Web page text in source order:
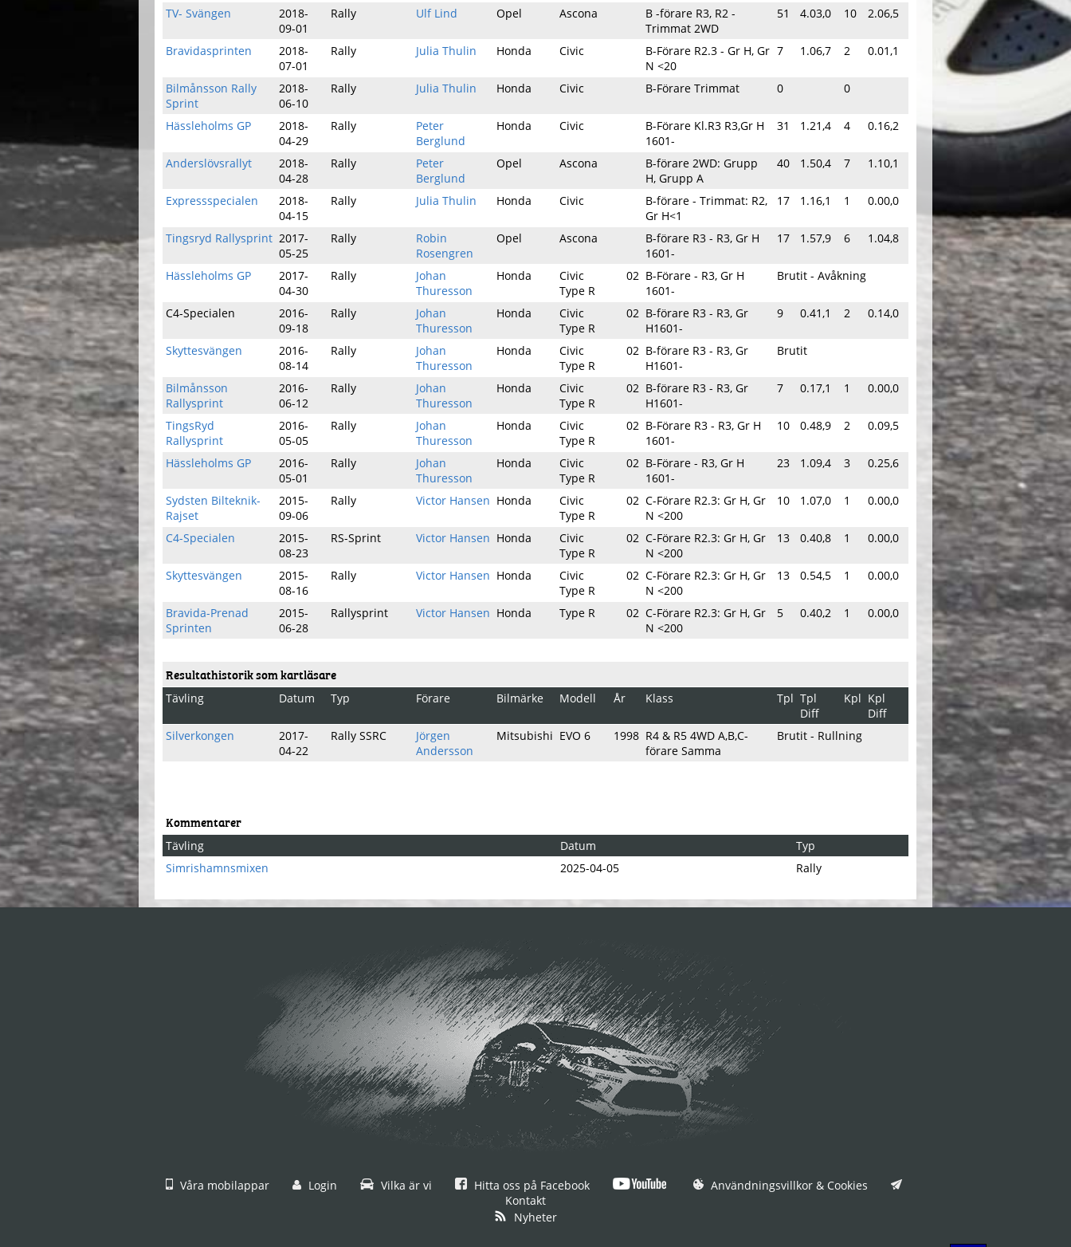
TV- Svängen
2018-
09-01
Rally Ulf Lind Opel Ascona
B -förare R3, R2 -
Trimmat 2WD
51 4.03,0 10 2.06,5
Bravidasprinten
2018-
07-01
Rally Julia Thulin Honda Civic
B-Förare R2.3 - Gr H, Gr
N <20
7 1.06,7 2 0.01,1
Bilmånsson Rally
Sprint
2018-
06-10
Rally Julia Thulin Honda Civic B-Förare Trimmat 0 0
Hässleholms GP
2018-
04-29
Rally
Peter
Berglund
Honda Civic
B-Förare Kl.R3 R3,Gr H
1601-
31 1.21,4 4 0.16,2
Anderslövsrallyt
2018-
04-28
Rally
Peter
Berglund
Opel Ascona
B-förare 2WD: Grupp
H, Grupp A
40 1.50,4 7 1.10,1
Expressspecialen
2018-
04-15
Rally Julia Thulin Honda Civic
B-förare - Trimmat: R2,
Gr H<1
17 1.16,1 1 0.00,0
Tingsryd Rallysprint 2017-
05-25
Rally
Robin
Rosengren
Opel Ascona
B-förare R3 - R3, Gr H
1601-
17 1.57,9 6 1.04,8
Hässleholms GP
2017-
04-30
Rally
Johan
Thuresson
Honda
Civic
Type R
02 B-Förare - R3, Gr H
1601-
Brutit - Avåkning
C4-Specialen
2016-
09-18
Rally
Johan
Thuresson
Honda
Civic
Type R
02 B-förare R3 - R3, Gr
H1601-
9 0.41,1 2 0.14,0
Skyttesvängen
2016-
08-14
Rally
Johan
Thuresson
Honda
Civic
Type R
02 B-förare R3 - R3, Gr
H1601-
Brutit
Bilmånsson
Rallysprint
2016-
06-12
Rally
Johan
Thuresson
Honda
Civic
Type R
02 B-förare R3 - R3, Gr
H1601-
7 0.17,1 1 0.00,0
TingsRyd
Rallysprint
2016-
05-05
Rally
Johan
Thuresson
Honda
Civic
Type R
02 B-Förare R3 - R3, Gr H
1601-
10 0.48,9 2 0.09,5
Hässleholms GP
2016-
05-01
Rally
Johan
Thuresson
Honda
Civic
Type R
02 B-Förare - R3, Gr H
1601-
23 1.09,4 3 0.25,6
Sydsten Bilteknik-
Rajset
2015-
09-06
Rally Victor Hansen Honda
Civic
Type R
02 C-Förare R2.3: Gr H, Gr
N <200
10 1.07,0 1 0.00,0
C4-Specialen
2015-
08-23
RS-Sprint Victor Hansen Honda
Civic
Type R
02 C-Förare R2.3: Gr H, Gr
N <200
13 0.40,8 1 0.00,0
Skyttesvängen
2015-
08-16
Rally Victor Hansen Honda
Civic
Type R
02 C-Förare R2.3: Gr H, Gr
N <200
13 0.54,5 1 0.00,0
Bravida-Prenad
Sprinten
2015-
06-28
Rallysprint Victor Hansen Honda Type R 02 C-Förare R2.3: Gr H, Gr
N <200
5 0.40,2 1 0.00,0
Resultathistorik som kartläsare
Tävling Datum Typ Förare Bilmärke Modell År Klass Tpl Tpl
Diff
Kpl Kpl
Diff
Silverkongen
2017-
04-22
Rally SSRC
Jörgen
Andersson
Mitsubishi EVO 6 1998 R4 & R5 4WD A,B,C-
förare Samma
Brutit - Rullning
Kommentarer
Tävling Datum
Typ
Simrishamnsmixen
2025-04-05 Rally
Våra mobilappar Login Vilka är vi Hitta oss på Facebook
Användningsvillkor & Cookies
Kontakt
Nyheter